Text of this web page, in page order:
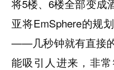
将5楼、6楼全部变成
亚将EmSphere的规
——几秒钟就有直接
能吸引人进来，非